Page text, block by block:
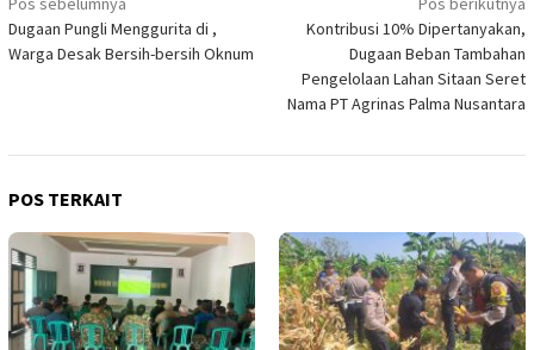
pos
Dugaan Pungli Menggurita di ,
Warga Desak Bersih-bersih Oknum
Kontribusi 10% Dipertanyakan,
Dugaan Beban Tambahan
Pengelolaan Lahan Sitaan Seret
Nama PT Agrinas Palma Nusantara
POS TERKAIT